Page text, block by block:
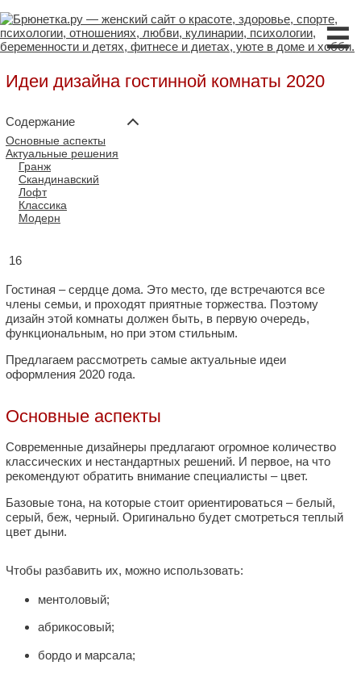
☰
Идеи дизайна гостинной комнаты 2020
Содержание
Основные аспекты
Актуальные решения
Гранж
Скандинавский
Лофт
Классика
Модерн
16
Гостиная – сердце дома. Это место, где встречаются все
члены семьи, и проходят приятные торжества. Поэтому
дизайн этой комнаты должен быть, в первую очередь,
функциональным, но при этом стильным.
Предлагаем рассмотреть самые актуальные идеи
оформления 2020 года.
Основные аспекты
Современные дизайнеры предлагают огромное количество
классических и нестандартных решений. И первое, на что
рекомендуют обратить внимание специалисты – цвет.
Базовые тона, на которые стоит ориентироваться – белый,
серый, беж, черный. Оригинально будет смотреться теплый
цвет дыни.
Чтобы разбавить их, можно использовать:
ментоловый;
абрикосовый;
бордо и марсала;